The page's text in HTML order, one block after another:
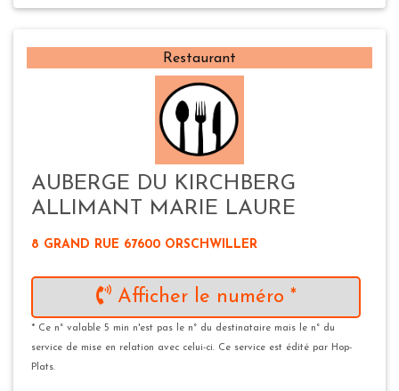
Restaurant
AUBERGE DU KIRCHBERG
ALLIMANT MARIE LAURE
8 GRAND RUE 67600 ORSCHWILLER
Afficher le numéro *
* Ce n° valable 5 min n'est pas le n° du destinataire mais le n° du
service de mise en relation avec celui-ci. Ce service est édité par Hop-
Plats.